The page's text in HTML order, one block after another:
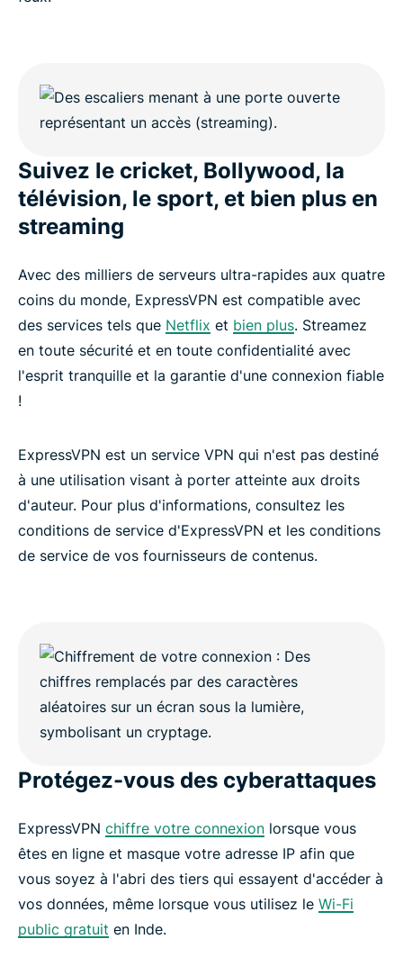
Suivez le cricket, Bollywood, la
télévision, le sport, et bien plus en
streaming
Avec des milliers de serveurs ultra-rapides aux quatre
coins du monde, ExpressVPN est compatible avec
des services tels que Netflix et bien plus. Streamez
en toute sécurité et en toute confidentialité avec
l'esprit tranquille et la garantie d'une connexion fiable
!
ExpressVPN est un service VPN qui n'est pas destiné
à une utilisation visant à porter atteinte aux droits
d'auteur. Pour plus d'informations, consultez les
conditions de service d'ExpressVPN et les conditions
de service de vos fournisseurs de contenus.
Protégez-vous des cyberattaques
ExpressVPN chiffre votre connexion lorsque vous
êtes en ligne et masque votre adresse IP afin que
vous soyez à l'abri des tiers qui essayent d'accéder à
vos données, même lorsque vous utilisez le Wi-Fi
public gratuit en Inde.